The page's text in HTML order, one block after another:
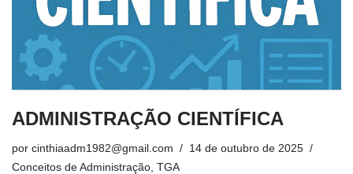
ADMINISTRAÇÃO CIENTÍFICA
por cinthiaadm1982@gmail.com
14 de outubro de 2025
Conceitos de Administração TGA